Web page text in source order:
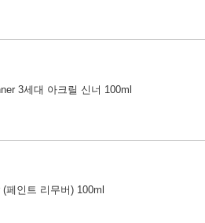
3세대 아크릴 신너 100ml
페인트 리무버) 100ml